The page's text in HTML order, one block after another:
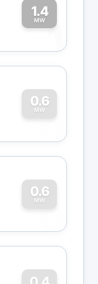
1.4
MW1
0.6
MW
0
0.6
MW
0